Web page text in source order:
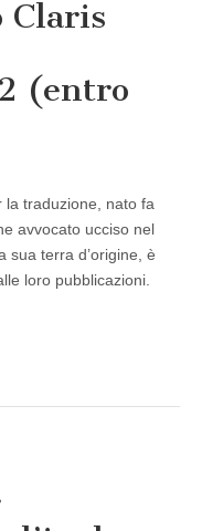
Claris
(entro
la traduzione, nato fa
avvocato ucciso nel
sua terra d’origine, è
loro pubblicazioni.